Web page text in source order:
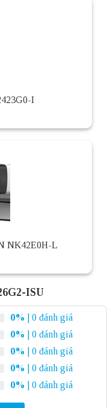
I
NK42E0H-L
ISU
0%
| 0 đánh giá
0%
| 0 đánh giá
0%
| 0 đánh giá
0%
| 0 đánh giá
0% | 0 đánh giá